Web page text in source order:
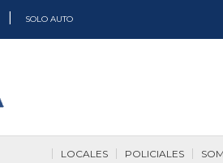
SOLO AUTO
POLICIALES
LOCALES